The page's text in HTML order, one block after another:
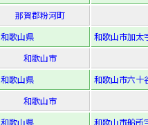
那賀郡粉河町
和歌山県
和歌山市加太
和歌山市
和歌山県
和歌山市六十
和歌山市
和歌山県
和歌山市船所